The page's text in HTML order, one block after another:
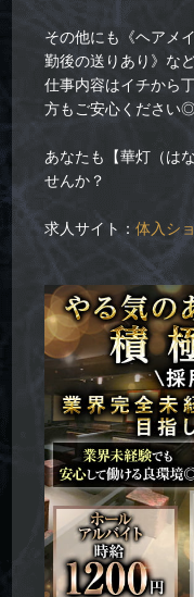
その他にも《ヘアメ
勤後の送りあり》な
仕事内容はイチから
方もご安心ください
あなたも【華灯（は
せんか？
求人サイト：体入シ